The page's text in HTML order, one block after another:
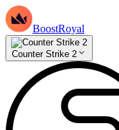
BoostRoyal
Counter Strike 2